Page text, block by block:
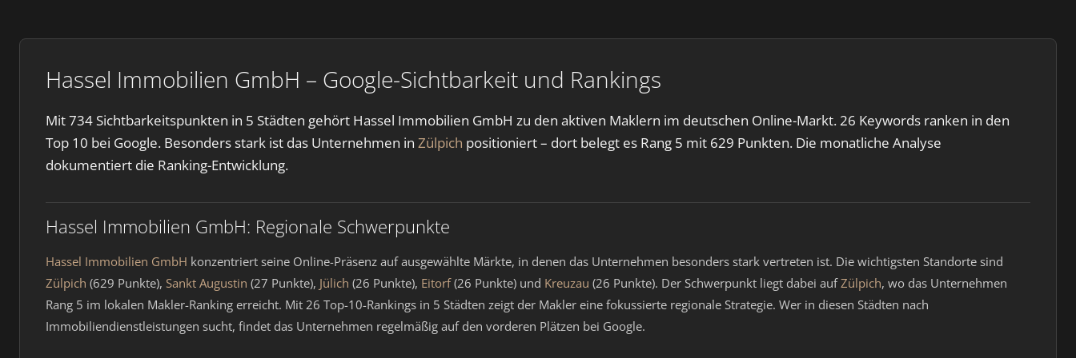
Hassel Immobilien GmbH – Google-Sichtbarkeit und Rankings
Mit 734 Sichtbarkeitspunkten in 5 Städten gehört Hassel Immobilien GmbH zu den aktiven Maklern im deutschen Online-Markt. 26 Keywords ranken in den
Top 10 bei Google. Besonders stark ist das Unternehmen in Zülpich positioniert – dort belegt es Rang 5 mit 629 Punkten. Die monatliche Analyse
dokumentiert die Ranking-Entwicklung.
Hassel Immobilien GmbH: Regionale Schwerpunkte
Hassel Immobilien GmbH konzentriert seine Online-Präsenz auf ausgewählte Märkte, in denen das Unternehmen besonders stark vertreten ist. Die wichtigsten Standorte sind
Zülpich (629 Punkte), Sankt Augustin (27 Punkte), Jülich (26 Punkte), Eitorf(26 Punkte) und Kreuzau (26 Punkte). Der Schwerpunkt liegt dabei aufZülpich, wo das Unternehmen
Rang 5 im lokalen Makler-Ranking erreicht. Mit 26 Top-10-Rankings in 5 Städten zeigt der Makler eine fokussierte regionale Strategie. Wer in diesen Städten nach
Immobiliendienstleistungen sucht, findet das Unternehmen regelmäßig auf den vorderen Plätzen bei Google.